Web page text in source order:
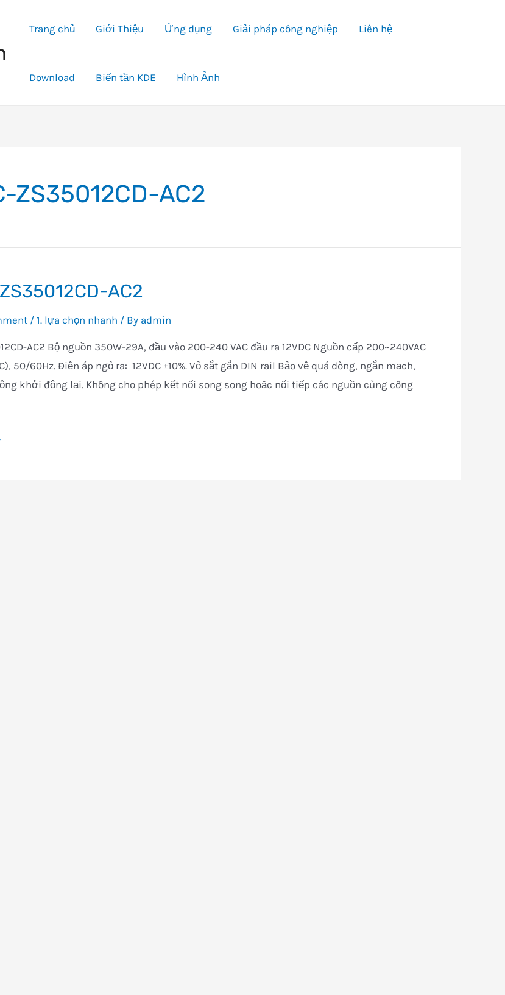
Trang chủ Giới Thiệu Ứng dụng Giải pháp công nghiệp Liên hệ
Download Biến tần KDE Hình Ảnh
ZS35012CD-AC2
AC2
/ 1. lựa chọn nhanh / By admin
AC2 Bộ nguồn 350W-29A, đầu vào 200-240 VAC đầu ra 12VDC Nguồn cấp 200~240VAC
50/60Hz. Điện áp ngỏ ra: 12VDC ±10%. Vỏ sắt gắn DIN rail Bảo vệ quá dòng, ngắn mạch,
khởi động lại. Không cho phép kết nối song song hoặc nối tiếp các nguồn cùng công